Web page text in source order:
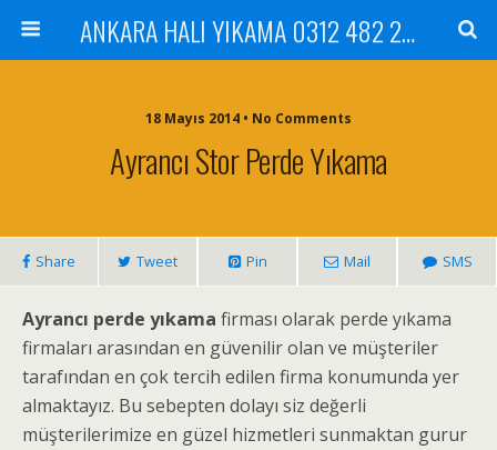
ANKARA HALI YIKAMA 0312 482 20 01 ÇİLEK HALI YIKAMA KOLTUK YIKAMA DİKMEN ÇANKAYA GÖLBAŞI MAMAK
18 Mayıs 2014 • No Comments
Ayrancı Stor Perde Yıkama
Share Tweet Pin Mail SMS
Ayrancı perde yıkama firması olarak perde yıkama
firmaları arasından en güvenilir olan ve müşteriler
tarafından en çok tercih edilen firma konumunda yer
almaktayız. Bu sebepten dolayı siz değerli
müşterilerimize en güzel hizmetleri sunmaktan gurur